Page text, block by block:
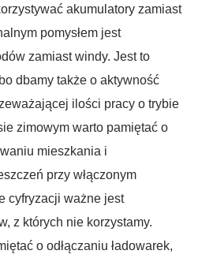
akumulatory zamiast
pomysłem jest
zamiast windy. Jest to
dbamy także o aktywność
ilości pracy o trybie
zimowym warto pamiętać o
mieszkania i
przy włączonym
cyfryzacji ważne jest
z których nie korzystamy.
o odłączaniu ładowarek,